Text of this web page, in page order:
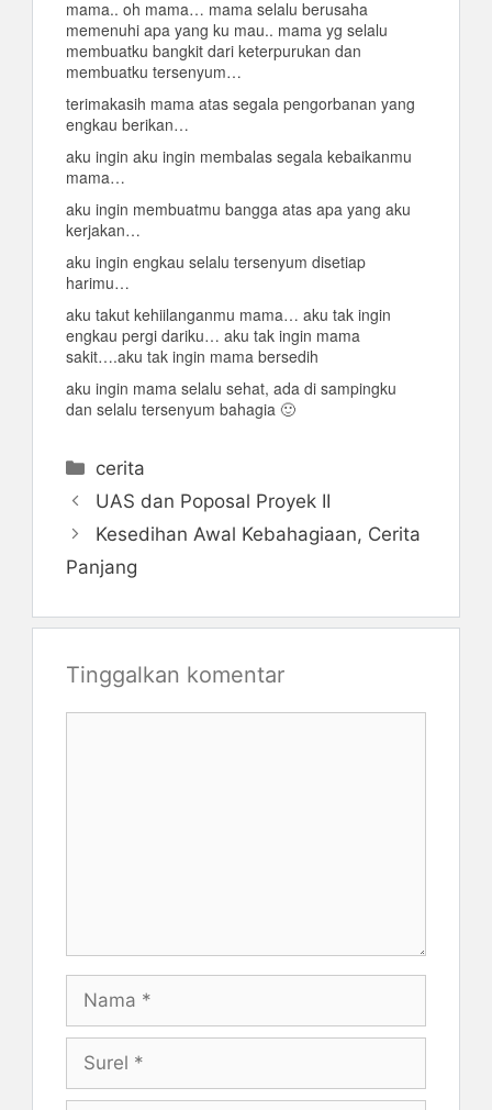
mama.. oh mama… mama selalu berusaha
memenuhi apa yang ku mau.. mama yg selalu
membuatku bangkit dari keterpurukan dan
membuatku tersenyum…
terimakasih mama atas segala pengorbanan yang
engkau berikan…
aku ingin aku ingin membalas segala kebaikanmu
mama…
aku ingin membuatmu bangga atas apa yang aku
kerjakan…
aku ingin engkau selalu tersenyum disetiap
harimu…
aku takut kehiilanganmu mama… aku tak ingin
engkau pergi dariku… aku tak ingin mama
sakit….aku tak ingin mama bersedih
aku ingin mama selalu sehat, ada di sampingku
dan selalu tersenyum bahagia 🙂
Kategori
cerita
UAS dan Poposal Proyek II
Kesedihan Awal Kebahagiaan, Cerita
Panjang
Tinggalkan komentar